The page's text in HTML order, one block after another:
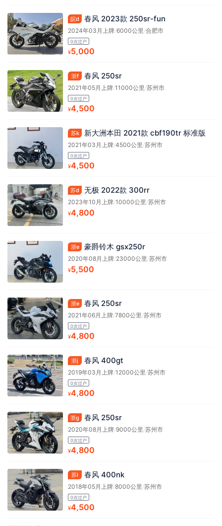
皖d 春风 2023款 250sr-fun
2024年03月上牌/6000公里/合肥市
0次过户
¥5,000
浙f 春风 250sr
2021年05月上牌/11000公里/苏州市
0次过户
¥4,500
苏k 新大洲本田 2021款 cbf190tr 标准版
2021年03月上牌/4500公里/苏州市
0次过户
¥4,500
苏d 无极 2022款 300rr
2023年10月上牌/10000公里/苏州市
¥4,800
浙e 豪爵铃木 gsx250r
2020年08月上牌/23000公里/苏州市
¥5,500
浙e 春风 250sr
2021年06月上牌/7800公里/苏州市
0次过户
¥4,800
浙j 春风 400gt
2019年03月上牌/12000公里/苏州市
0次过户
¥4,800
浙g 春风 250sr
2020年08月上牌/9000公里 /苏州市
0次过户
¥4,800
苏l 春风 400nk
2018年05月上牌/8000公里 /苏州市
0次过户
¥4,500